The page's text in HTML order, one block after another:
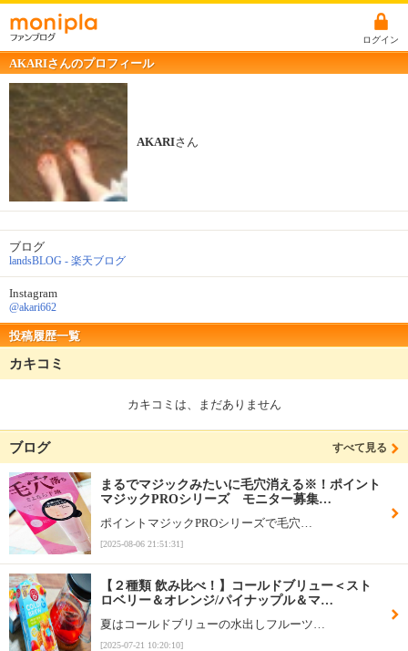
ログイン
AKARIさんのプロフィール
AKARIさん
ブログ
landsBLOG - 楽天ブログ
Instagram
@akari662
投稿履歴一覧
カキコミ
カキコミは、まだありません
ブログ すべて見る
まるでマジックみたいに毛穴消える※！ポイント
マジックPROシリーズ モニター募集…
ポイントマジックPROシリーズで毛穴…
[2025-08-06 21:51:31]
【２種類 飲み比べ！】コールドブリュー＜スト
ロベリー＆オレンジ/パイナップル＆マ…
夏はコールドブリューの水出しフルーツ…
[2025-07-21 10:20:10]